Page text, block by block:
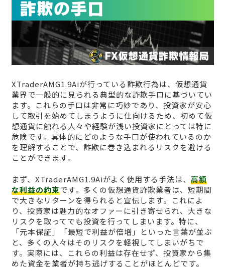
XTraderAMG1.9Aiが行っている詐欺行為は、仮想通貨
業界で一般的に見られる典型的な詐欺手口に基づいてい
ます。これらの手口は非常に巧妙であり、投資家が安心
して取引を始めてしまうように仕向けるため、初めて仮
想通貨に触れる人々や経験が浅い投資家にとっては特に
危険です。具体的にどのような手口が使われているのか
を理解することで、詐欺に巻き込まれるリスクを避ける
ことができます。
まず、XTraderAMG1.9Aiがよく使用する手法は、 高額
な利益の約束です。多くの仮想通貨詐欺業者は、短期間
で大きなリターンを得られると宣伝します。これによ
り、投資家は魅力的なオファーに引き寄せられ、大きな
リスクを取ってでも投資を行ってしまいます。特に、
「元本保証」「最短で利益が倍増」といった言葉が並ぶ
と、多くの人々はそのリスクを軽視してしまいがちで
す。実際には、これらの利益は存在せず、投資家から集
めた資金を業者が持ち逃げすることがほとんどです。